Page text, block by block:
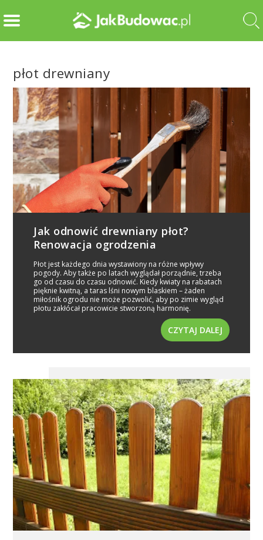
płot drewniany
Jak odnowić drewniany płot?
Renowacja ogrodzenia
Płot jest każdego dnia wystawiony na różne wpływy
pogody. Aby także po latach wyglądał porządnie, trzeba
go od czasu do czasu odnowić. Kiedy kwiaty na rabatach
pięknie kwitną, a taras lśni nowym blaskiem – żaden
miłośnik ogrodu nie może pozwolić, aby po zimie wygląd
płotu zakłócał pracowicie stworzoną harmonię.
CZYTAJ DALEJ